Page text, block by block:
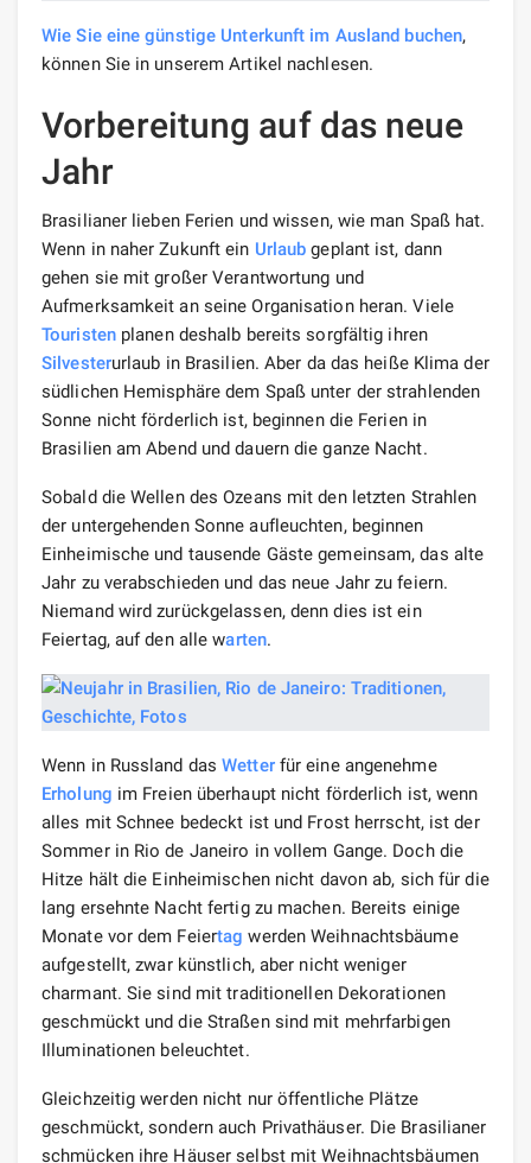
Wie Sie eine günstige Unterkunft im Ausland buchen,
können Sie in unserem Artikel nachlesen.
Vorbereitung auf das neue
Jahr
Brasilianer lieben Ferien und wissen, wie man Spaß hat.
Wenn in naher Zukunft ein Urlaub geplant ist, dann
gehen sie mit großer Verantwortung und
Aufmerksamkeit an seine Organisation heran. Viele
Touristenplanen deshalb bereits sorgfältig ihren
Silvesterurlaub in Brasilien. Aber da das heiße Klima der
südlichen Hemisphäre dem Spaß unter der strahlenden
Sonne nicht förderlich ist, beginnen die Ferien in
Brasilien am Abend und dauern die ganze Nacht.
Sobald die Wellen des Ozeans mit den letzten Strahlen
der untergehenden Sonne aufleuchten, beginnen
Einheimische und tausende Gäste gemeinsam, das alte
Jahr zu verabschieden und das neue Jahr zu feiern.
Niemand wird zurückgelassen, denn dies ist ein
Feiertag, auf den alle warten.
Wenn in Russland dasWetterfür eine angenehme
Erholung im Freien überhaupt nicht förderlich ist, wenn
alles mit Schnee bedeckt ist und Frost herrscht, ist der
Sommer in Rio de Janeiro in vollem Gange. Doch die
Hitze hält die Einheimischen nicht davon ab, sich für die
lang ersehnte Nacht fertig zu machen. Bereits einige
Monate vor dem Feiertag werden Weihnachtsbäume
aufgestellt, zwar künstlich, aber nicht weniger
charmant. Sie sind mit traditionellen Dekorationen
geschmückt und die Straßen sind mit mehrfarbigen
Illuminationen beleuchtet.
Gleichzeitig werden nicht nur öffentliche Plätze
geschmückt, sondern auch Privathäuser. Die Brasilianer
schmücken ihre Häuser selbst mit Weihnachtsbäumen